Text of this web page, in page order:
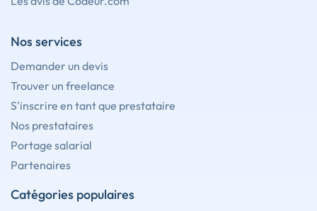
Nos services
Demander un devis
Trouver un freelance
S'inscrire en tant que prestataire
Nos prestataires
Portage salarial
Partenaires
Catégories populaires